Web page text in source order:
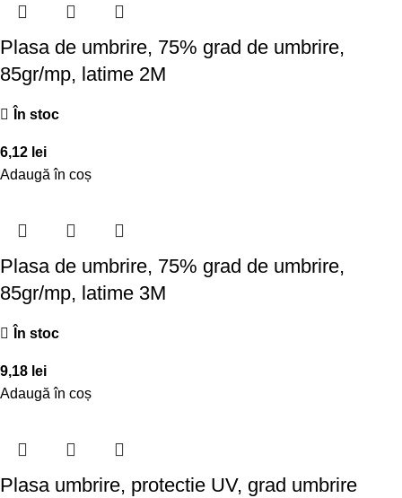
Plasa de umbrire, 75% grad de umbrire,
85gr/mp, latime 2M
În stoc
6,12 lei
Adaugă în coș
Plasa de umbrire, 75% grad de umbrire,
85gr/mp, latime 3M
În stoc
9,18 lei
Adaugă în coș
Plasa umbrire, protectie UV, grad umbrire